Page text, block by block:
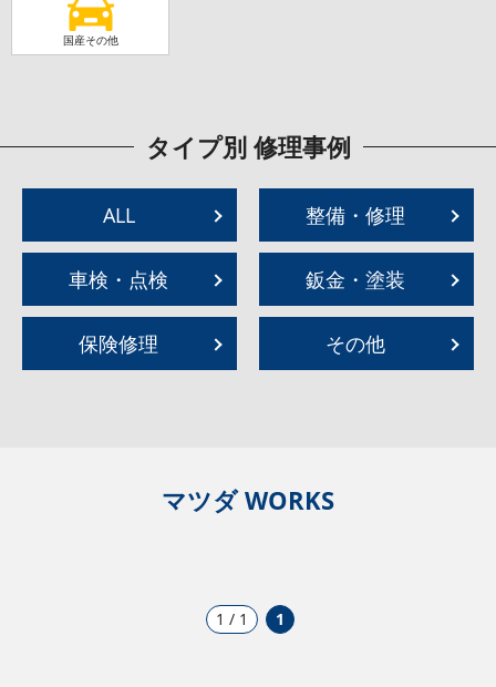
国産その他
タイプ別 修理事例
ALL 整備・修理
車検・点検 鈑金・塗装
保険修理 その他
マツダ WORKS
1 / 1 1